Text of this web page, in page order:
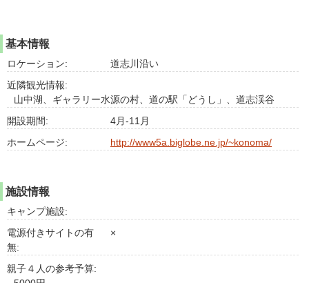
基本情報
ロケーション:
道志川沿い
近隣観光情報:
山中湖、ギャラリー水源の村、道の駅「どうし」、道志渓谷
開設期間:
4月-11月
ホームページ:
http://www5a.biglobe.ne.jp/~konoma/
施設情報
キャンプ施設:
電源付きサイトの有
無:
×
親子４人の参考予算: